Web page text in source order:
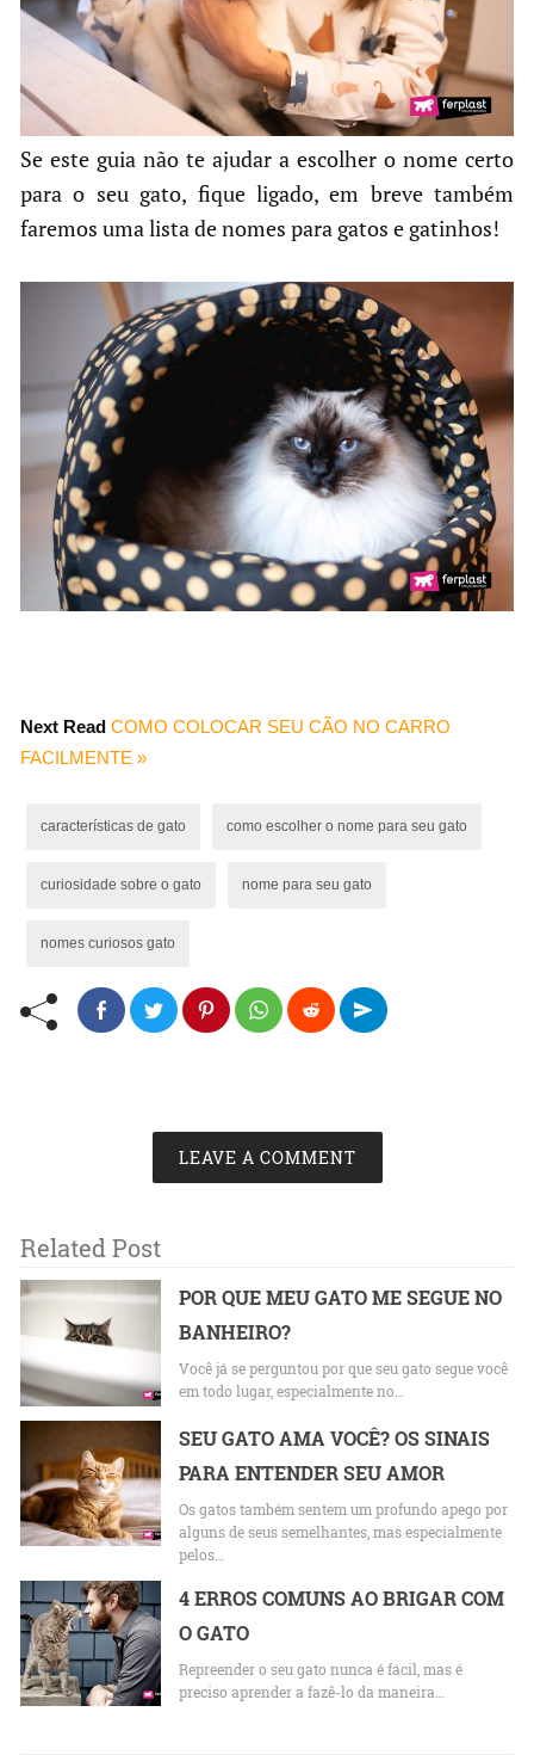
Se este guia não te ajudar a escolher o nome certo
para o seu gato, fique ligado, em breve também
faremos uma lista de nomes para gatos e gatinhos!
Next Read COMO COLOCAR SEU CÃO NO CARRO
FACILMENTE »
características de gato como escolher o nome para seu gato
curiosidade sobre o gato nome para seu gato
nomes curiosos gato
LEAVE A COMMENT
Related Post
POR QUE MEU GATO ME SEGUE NO
BANHEIRO?
Você já se perguntou por que seu gato segue você
em todo lugar, especialmente no…
SEU GATO AMA VOCÊ? OS SINAIS
PARA ENTENDER SEU AMOR
Os gatos também sentem um profundo apego por
alguns de seus semelhantes, mas especialmente
pelos…
4 ERROS COMUNS AO BRIGAR COM
O GATO
Repreender o seu gato nunca é fácil, mas é
preciso aprender a fazê-lo da maneira…